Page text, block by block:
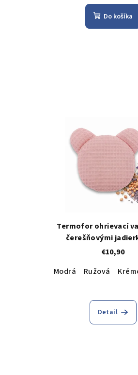
Do košíka
Termofor ohrievací vankúšik s
čerešňovými
levanduľou
€10,90
Modrá
Ružová
Detail